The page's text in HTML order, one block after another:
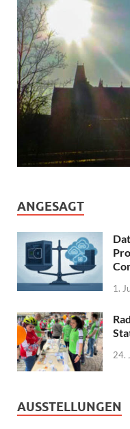
ANGESAGT
1.
24.
AUSSTELLUNGEN